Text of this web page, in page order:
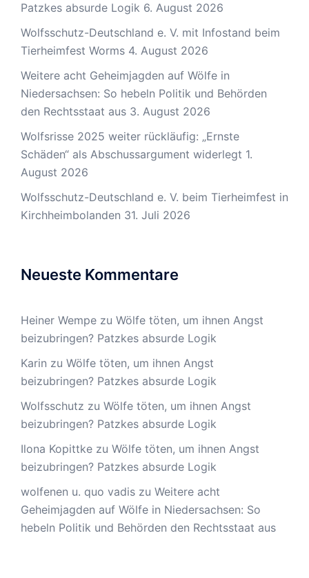
Patzkes absurde Logik 6. August 2026
Wolfsschutz-Deutschland e. V. mit Infostand beim
Tierheimfest Worms 4. August 2026
Weitere acht Geheimjagden auf Wölfe in
Niedersachsen: So hebeln Politik und Behörden
den Rechtsstaat aus 3. August 2026
Wolfsrisse 2025 weiter rückläufig: „Ernste
Schäden“ als Abschussargument widerlegt 1.
August 2026
Wolfsschutz-Deutschland e. V. beim Tierheimfest in
Kirchheimbolanden 31. Juli 2026
Neueste Kommentare
Heiner Wempe zu Wölfe töten, um ihnen Angst
beizubringen? Patzkes absurde Logik
Karin zu Wölfe töten, um ihnen Angst
beizubringen? Patzkes absurde Logik
Wolfsschutz zu Wölfe töten, um ihnen Angst
beizubringen? Patzkes absurde Logik
Ilona Kopittke zu Wölfe töten, um ihnen Angst
beizubringen? Patzkes absurde Logik
wolfenen u. quo vadis zu Weitere acht
Geheimjagden auf Wölfe in Niedersachsen: So
hebeln Politik und Behörden den Rechtsstaat aus